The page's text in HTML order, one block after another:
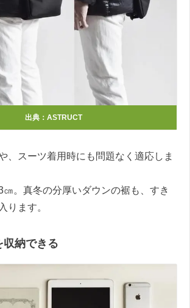
出典：ASTRUCT
、スーツ着用時にも問題なく適応しま
。真冬の分厚いダウンの裾も、すき
ります。
収納できる